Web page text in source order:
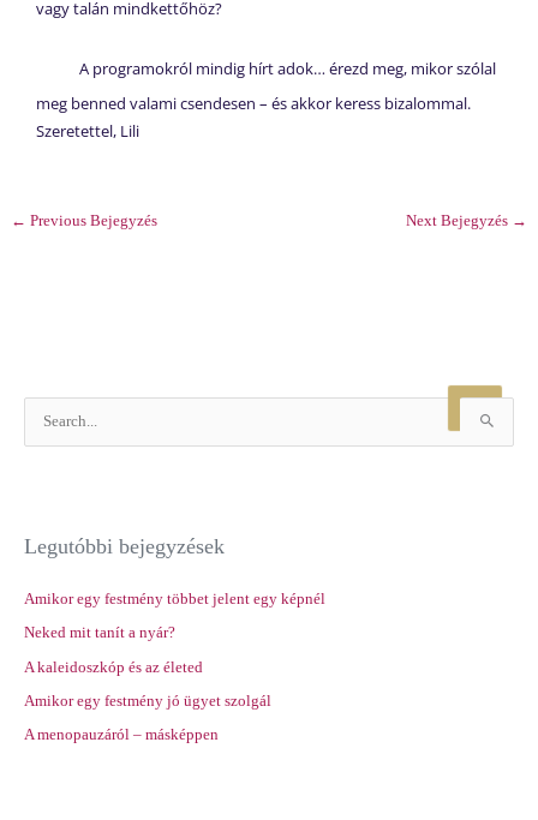
vagy talán mindkettőhöz?
A programokról mindig hírt adok… érezd meg, mikor szólal
meg benned valami csendesen – és akkor keress bizalommal.
Szeretettel, Lili
← Previous Bejegyzés Next Bejegyzés →
c
f
o
r
:
Legutóbbi bejegyzések
Amikor egy festmény többet jelent egy képnél
Neked mit tanít a nyár?
A kaleidoszkóp és az életed
Amikor egy festmény jó ügyet szolgál
A menopauzáról – másképpen